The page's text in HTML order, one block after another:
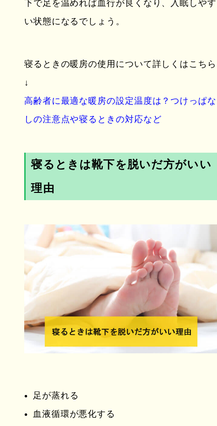
下で足を温めれば血行が良くなり、入眠しやす
い状態になるでしょう。
寝るときの暖房の使用について詳しくはこちら
↓
高齢者に最適な暖房の設定温度は？つけっぱな
しの注意点や寝るときの対応など
寝るときは靴下を脱いだ方がいい
理由
足が蒸れる
血液循環が悪化する